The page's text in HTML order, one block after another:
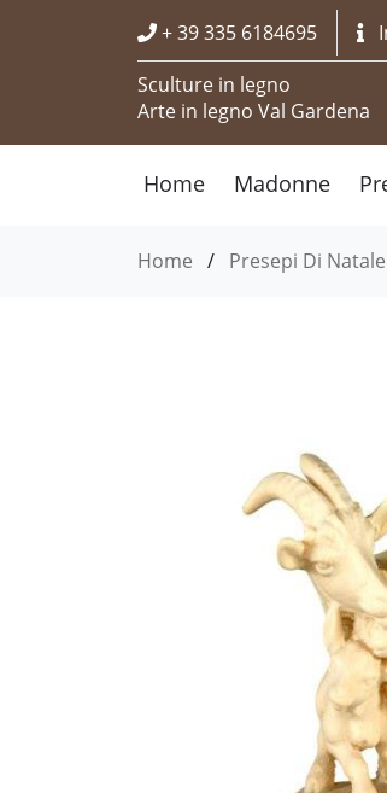
+ 39 335 6184695
Sculture in legno
Arte in legno Val Gardena
Home Madonne
Home / Presepi Di Natale